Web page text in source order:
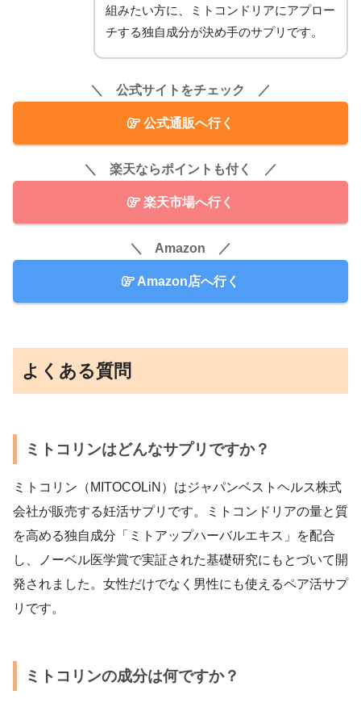
組みたい方に、ミトコンドリアにアプロー
チする独自成分が決め手のサプリです。
＼ 公式サイトをチェック ／
公式通販へ行く
＼ 楽天ならポイントも付く ／
楽天市場へ行く
＼ Amazon ／
Amazon店へ行く
よくある質問
ミトコリンはどんなサプリですか？
ミトコリン（MITOCOLiN）はジャパンベストヘルス株式
会社が販売する妊活サプリです。ミトコンドリアの量と質
を高める独自成分「ミトアップハーバルエキス」を配合
し、ノーベル医学賞で実証された基礎研究にもとづいて開
発されました。女性だけでなく男性にも使えるペア活サプ
リです。
ミトコリンの成分は何ですか？